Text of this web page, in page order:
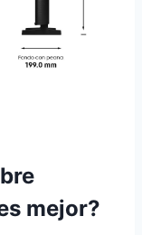
mejor?